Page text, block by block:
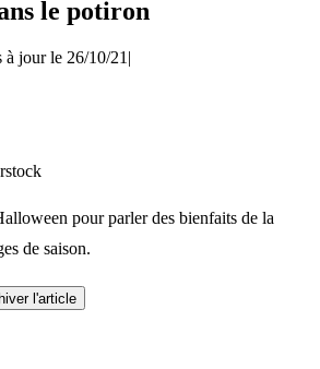
le potiron
à jour le 26/10/21 |
pour parler des bienfaits de la
de saison.
l'article